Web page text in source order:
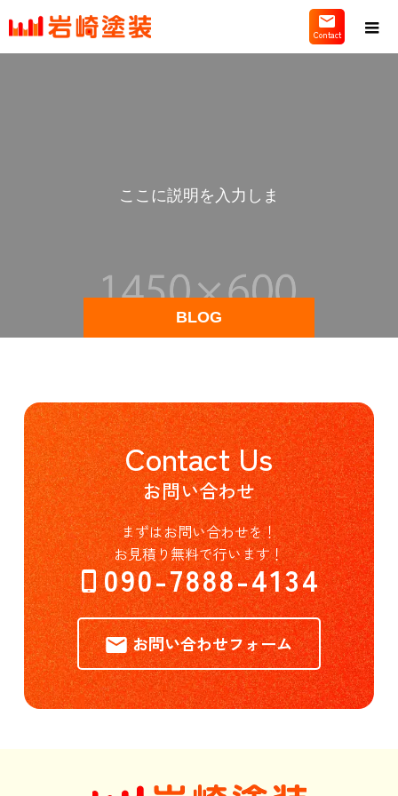
BLOG
ここに説明を入力し ます
Contact Us
お問い合わせ
まずはお問い合わせを！
お見積り無料で行います！
090-7888-4134
お問い合わせフォーム